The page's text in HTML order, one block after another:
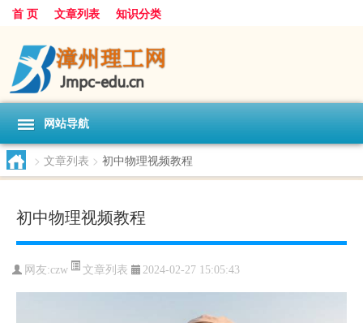
首 页 文章列表 知识分类
网站导航
> 文章列表 > 初中物理视频教程
初中物理视频教程
网友:czw 文章列表 2024-02-27 15:05:43